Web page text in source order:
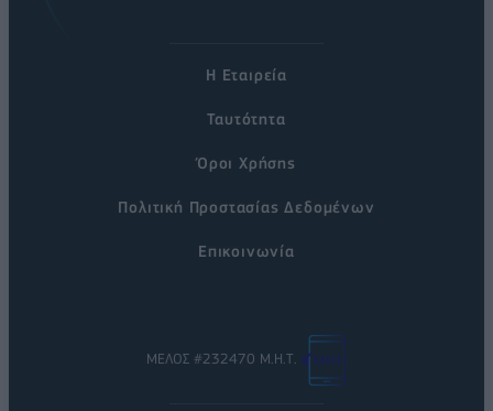
Η Εταιρεία
Ταυτότητα
Όροι Χρήσης
Πολιτική Προστασίας Δεδομένων
Επικοινωνία
ΜΕΛΟΣ #232470 Μ.Η.Τ.